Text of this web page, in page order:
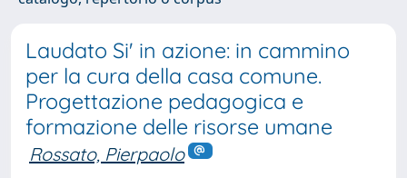
Laudato Si' in azione: in cammino
per la cura della casa comune.
Progettazione pedagogica e
formazione delle risorse umane
Rossato, Pierpaolo